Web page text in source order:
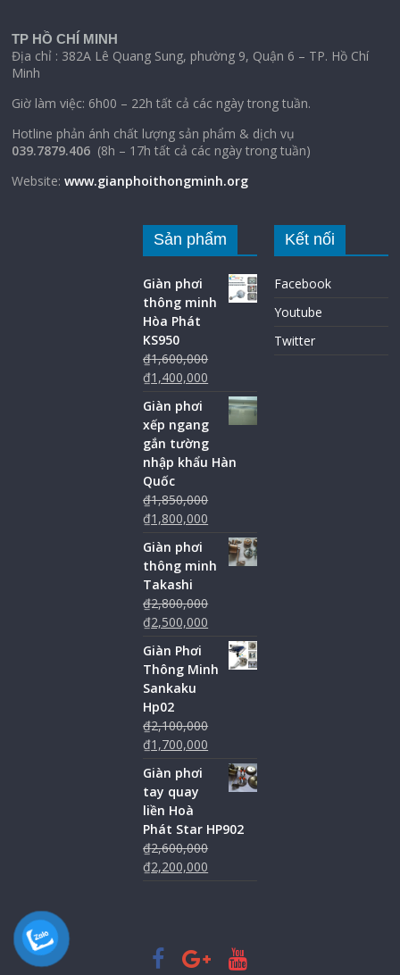
TP HỒ CHÍ MINH
Địa chỉ : 382A Lê Quang Sung, phường 9, Quận 6 – TP. Hồ Chí
Minh
Giờ làm việc: 6h00 – 22h tất cả các ngày trong tuần.
Hotline phản ánh chất lượng sản phẩm & dịch vụ
039.7879.406 (8h – 17h tất cả các ngày trong tuần)
Website:www.gianphoithongminh.org
Sản phẩm
Giàn phơi
thông minh
Hòa Phát
KS950
₫1,600,000
₫1,400,000
Giàn phơi
xếp ngang
gắn tường
nhập khẩu Hàn
Quốc
₫1,850,000
₫1,800,000
Giàn phơi
thông minh
Takashi
₫2,800,000
₫2,500,000
Giàn Phơi
Thông Minh
Sankaku
Hp02
₫2,100,000
₫1,700,000
Giàn phơi
tay quay
liền Hoà
Phát Star HP902
₫2,600,000
₫2,200,000
Kết nối
Facebook
Youtube
Twitter